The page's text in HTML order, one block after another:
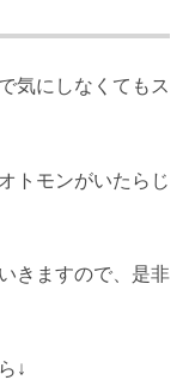
気にしなくてもス
トモンがいたらじ
きますので、是非
↓